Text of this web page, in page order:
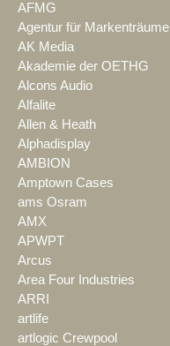
AFMG
Agentur für Markenträume
AK Media
Akademie der OETHG
Alcons Audio
Alfalite
Allen & Heath
Alphadisplay
AMBION
Amptown Cases
ams Osram
AMX
APWPT
Arcus
Area Four Industries
ARRI
artlife
artlogic Crewpool